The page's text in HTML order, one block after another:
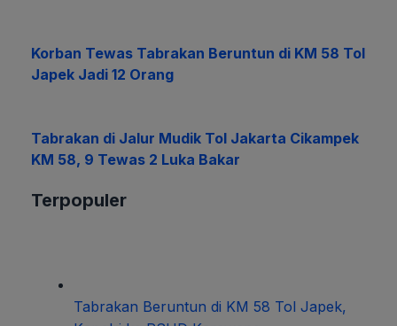
Korban Tewas Tabrakan Beruntun di KM 58 Tol
Japek Jadi 12 Orang
Tabrakan di Jalur Mudik Tol Jakarta Cikampek
KM 58, 9 Tewas 2 Luka Bakar
Terpopuler
Tabrakan Beruntun di KM 58 Tol Japek,